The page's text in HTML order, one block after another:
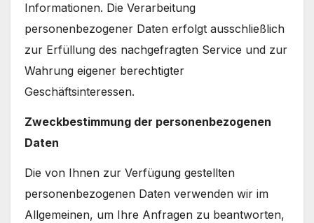
Informationen. Die Verarbeitung
personenbezogener Daten erfolgt ausschließlich
zur Erfüllung des nachgefragten Service und zur
Wahrung eigener berechtigter
Geschäftsinteressen.
Zweckbestimmung der personenbezogenen
Daten
Die von Ihnen zur Verfügung gestellten
personenbezogenen Daten verwenden wir im
Allgemeinen, um Ihre Anfragen zu beantworten,